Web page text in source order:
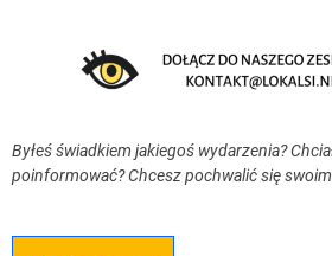
Byłeś świadkiem jakiegoś wydarzenia?
poinformować? Chcesz pochwalić się